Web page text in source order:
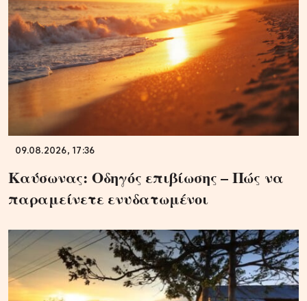
09.08.2026, 17:36
Καύσωνας: Οδηγός επιβίωσης – Πώς να
παραμείνετε ενυδατωμένοι